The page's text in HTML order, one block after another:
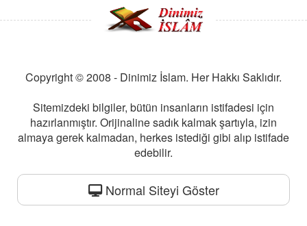
Copyright © 2008 - Dinimiz İslam. Her Hakkı Saklıdır.
Sitemizdeki bilgiler, bütün insanların istifadesi için
hazırlanmıştır. Orijinaline sadık kalmak şartıyla, izin
almaya gerek kalmadan, herkes istediği gibi alıp istifade
edebilir.
Normal Siteyi Göster